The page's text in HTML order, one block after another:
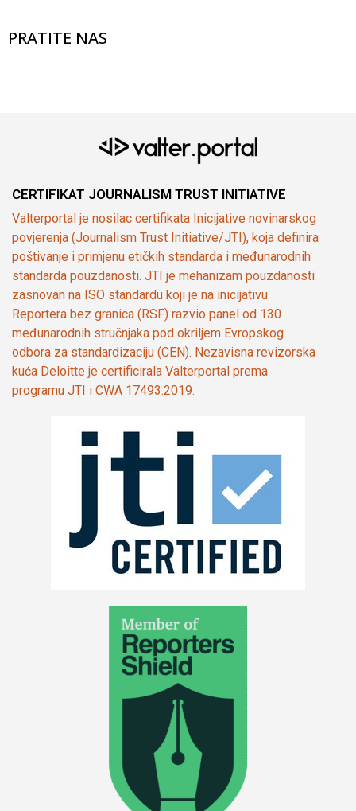
PRATITE NAS
CERTIFIKAT JOURNALISM TRUST INITIATIVE
Valterportal je nosilac certifikata Inicijative novinarskog
povjerenja (Journalism Trust Initiative/JTI), koja definira
poštivanje i primjenu etičkih standarda i međunarodnih
standarda pouzdanosti. JTI je mehanizam pouzdanosti
zasnovan na ISO standardu koji je na inicijativu
Reportera bez granica (RSF) razvio panel od 130
međunarodnih stručnjaka pod okriljem Evropskog
odbora za standardizaciju (CEN). Nezavisna revizorska
kuća Deloitte je certificirala Valterportal prema
programu JTI i CWA 17493:2019.